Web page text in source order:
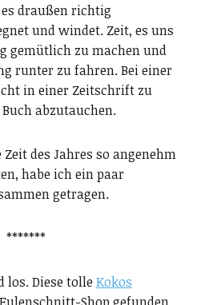
draußen richtig
und windet. Zeit, es uns
gemütlich zu machen und
runter zu fahren. Bei einer
in einer Zeitschrift zu
abzutauchen.
des Jahres so angenehm
habe ich ein paar
getragen.
*******
los. Diese tolleKokos